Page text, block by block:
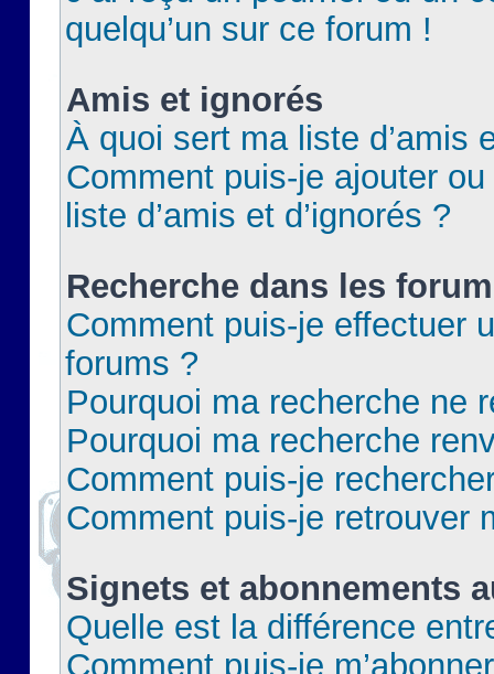
quelqu’un sur ce forum !
Amis et ignorés
À quoi sert ma liste d’amis
Comment puis-je ajouter
liste d’amis et d’ignorés ?
Recherche dans les
Comment puis-je effectuer
forums ?
Pourquoi ma recherche ne
Pourquoi ma recherche
Comment puis-je
Comment puis-je retrouver
Signets et abonnements
Quelle est la différence
Comment puis-je